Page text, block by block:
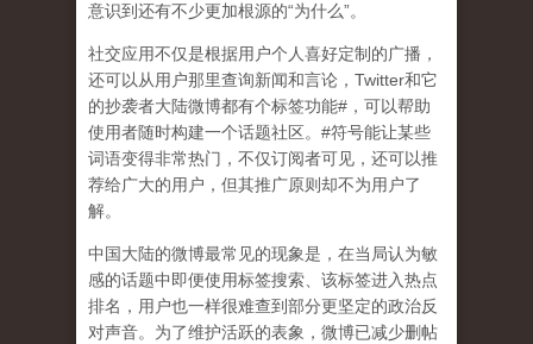
意识到 还有不少更加根源的“为什么”。
社交应用不仅是根据用户个人喜好定制的广播，
还可以从用户那里查询新闻和言论， Twitter和它
的抄袭者大陆微博都有个标签功能# ，可以帮助
使用者随时构建一个话题社区。 #符号能让某些
词语变得非常热门，不仅订阅者可见，还可以推
荐给广大的用户，但其推广原则却不为用户了
解。
中国大陆的微博最常见的现象是，在当局认为敏
感的话题中即便使用标签搜索、该标签进入热点
排名，用户也一样很难查到部分更坚定的政治反
对声音。为了维护活跃的表象，微博已减少删帖